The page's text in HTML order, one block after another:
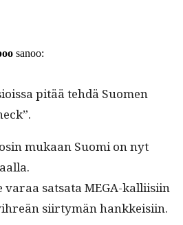
sanoo:
pitää tehdä Suomen
mukaan Suo­mi on nyt
varaa sat­sa­ta MEGA-kalli­isi­in
siir­tymän hankkeisiin.